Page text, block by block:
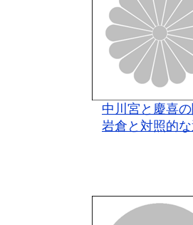
中川宮と慶喜
岩倉と対照的